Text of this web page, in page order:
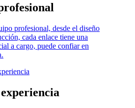
profesional, desde el diseño
cada enlace tiene una
a cargo, puede confiar en